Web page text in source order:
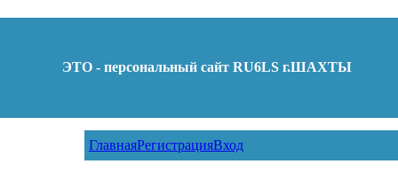
ЭТО - персональный сайт RU6LS г.ШАХТЫ
ГлавнаяРегистрацияВход